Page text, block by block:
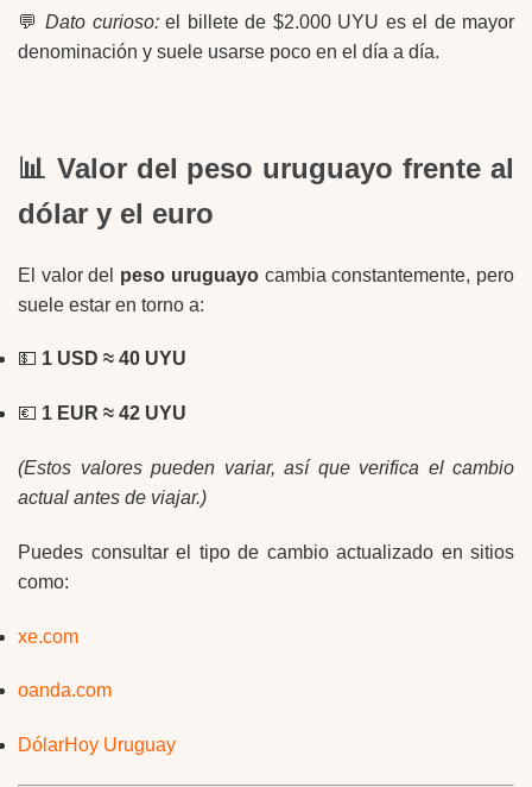
💬 Dato curioso:el billete de $2.000 UYU es el de mayor
denominación y suele usarse poco en el día a día.
📊 Valor del peso uruguayo frente al
dólar y el euro
El valor del peso uruguayocambia constantemente, pero
suele estar en torno a:
💵 1 USD ≈ 40 UYU
💶 1 EUR ≈ 42 UYU
(Estos valores pueden variar, así que verifica el cambio
actual antes de viajar.)
Puedes consultar el tipo de cambio actualizado en sitios
como:
xe.com
oanda.com
DólarHoy Uruguay